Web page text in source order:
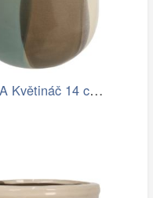
SINTRA Květináč 14 cm - šedá